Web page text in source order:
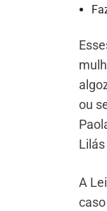
ou
A